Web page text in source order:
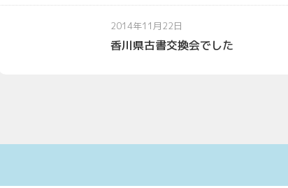
2014年11月22日
香川県古書交換会でした